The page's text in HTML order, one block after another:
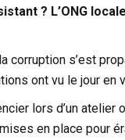
? L’ONG locale
s’est
ont vu le jour
lors d’un atelier
en place pour